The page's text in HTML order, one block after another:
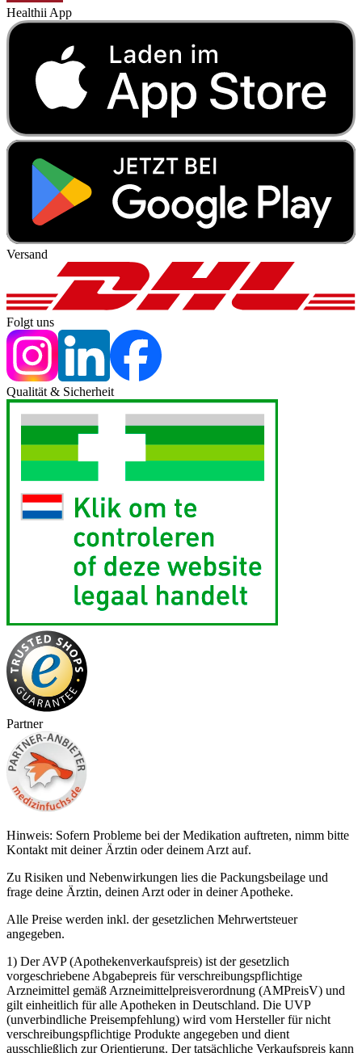
Healthii App
Versand
Folgt uns
Qualität & Sicherheit
Partner
Hinweis: Sofern Probleme bei der Medikation auftreten, nimm bitte
Kontakt mit deiner Ärztin oder deinem Arzt auf.
Zu Risiken und Nebenwirkungen lies die Packungsbeilage und
frage deine Ärztin, deinen Arzt oder in deiner Apotheke.
Alle Preise werden inkl. der gesetzlichen Mehrwertsteuer
angegeben.
1) Der AVP (Apothekenverkaufspreis) ist der gesetzlich
vorgeschriebene Abgabepreis für verschreibungspflichtige
Arzneimittel gemäß Arzneimittelpreisverordnung (AMPreisV) und
gilt einheitlich für alle Apotheken in Deutschland. Die UVP
(unverbindliche Preisempfehlung) wird vom Hersteller für nicht
verschreibungspflichtige Produkte angegeben und dient
ausschließlich zur Orientierung. Der tatsächliche Verkaufspreis kann